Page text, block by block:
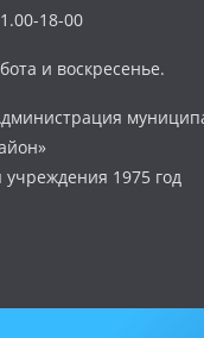
18-00
и воскресенье.
учреждения 1975 год